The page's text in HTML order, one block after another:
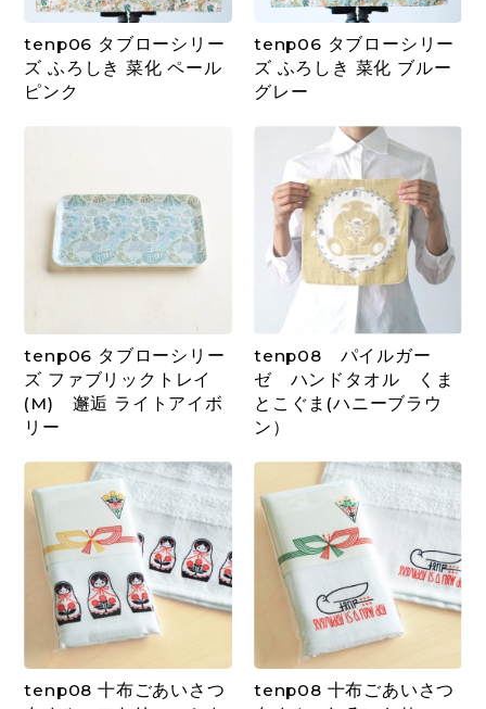
tenp06 タブローシリー
ズ ふろしき 菜化 ペール
ピンク
tenp06 タブローシリー
ズ ふろしき 菜化 ブルー
グレー
tenp06 タブローシリー
ズ ファブリックトレイ
(M) 邂逅 ライトアイボ
リー
tenp08 パイルガー
ゼ ハンドタオル くま
とこぐま(ハニーブラウ
ン）
tenp08 十布ごあいさつ
tenp08 十布ごあいさつ